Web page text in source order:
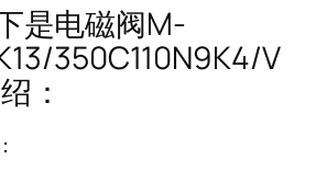
电磁阀M-
350C110N9K4/V
：